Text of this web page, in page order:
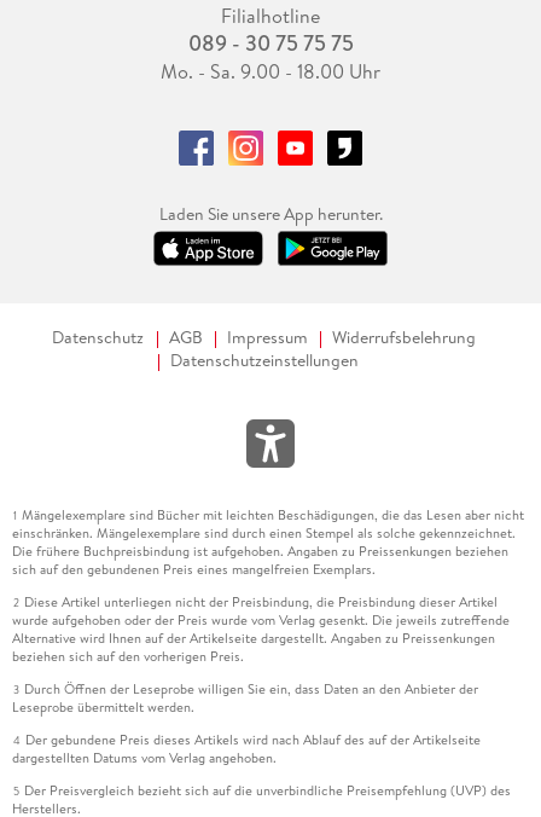
Filialhotline
089 - 30 75 75 75
Mo. - Sa. 9.00 - 18.00 Uhr
Laden Sie unsere App herunter.
Datenschutz AGB Impressum
Widerrufsbelehrung
Datenschutzeinstellungen
1 Mängelexemplare sind Bücher mit leichten Beschädigungen, die das Lesen aber nicht
einschränken. Mängelexemplare sind durch einen Stempel als solche gekennzeichnet.
Die frühere Buchpreisbindung ist aufgehoben. Angaben zu Preissenkungen beziehen
sich auf den gebundenen Preis eines mangelfreien Exemplars.
2 Diese Artikel unterliegen nicht der Preisbindung, die Preisbindung dieser Artikel
wurde aufgehoben oder der Preis wurde vom Verlag gesenkt. Die jeweils zutreffende
Alternative wird Ihnen auf der Artikelseite dargestellt. Angaben zu Preissenkungen
beziehen sich auf den vorherigen Preis.
3 Durch Öffnen der Leseprobe willigen Sie ein, dass Daten an den Anbieter der
Leseprobe übermittelt werden.
4 Der gebundene Preis dieses Artikels wird nach Ablauf des auf der Artikelseite
dargestellten Datums vom Verlag angehoben.
5 Der Preisvergleich bezieht sich auf die unverbindliche Preisempfehlung (UVP) des
Herstellers.